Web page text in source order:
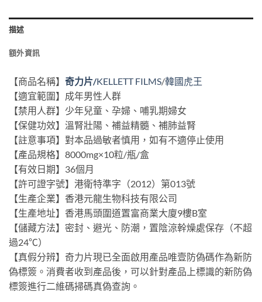
描述
額外資訊
【商品名稱】 奇力片/KELLETT FILMS/韓國虎王
【適宜範圍】成年男性人群
【禁用人群】少年兒童、孕婦、哺乳期婦女
【保健功效】溫腎壯陽、補益精髓、補肺益腎
【註意事項】對本品過敏者慎用，如有不適停止使用
【產品規格】8000mg×10粒/瓶/盒
【有效日期】36個月
【許可證字號】港衛特準字（2012）第013號
【生產企業】香港元龍生物科技有限公司
【生產地址】香港馬頭圍道置富商業大廈9樓B室
【儲藏方法】密封、避光、防潮，置陰涼幹燥處保存（不超
過24℃）
【真假分辨】奇力片現已全面啟用產品唯壹防偽碼作為新防
偽標簽。消費者收到產品後，可以針對產品上標識的新防偽
標簽進行二維碼掃碼真偽查詢。